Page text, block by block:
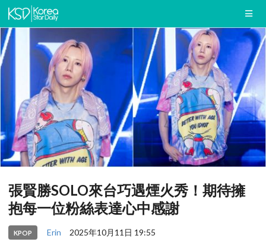
張賢勝SOLO來台巧遇煙火秀！期待擁
抱每一位粉絲表達心中感謝
KPOP Erin 2025年10月11日 19:55